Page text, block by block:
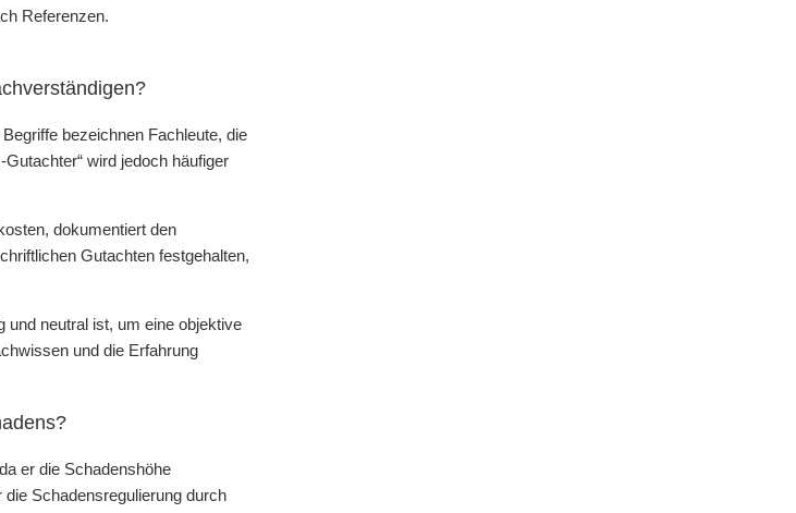
Referenzen.
bezeichnen Fachleute, die
wird jedoch häufiger
dokumentiert den
Gutachten festgehalten,
und neutral ist, um eine objektive
und die Erfahrung
er die Schadenshöhe
Schadensregulierung durch